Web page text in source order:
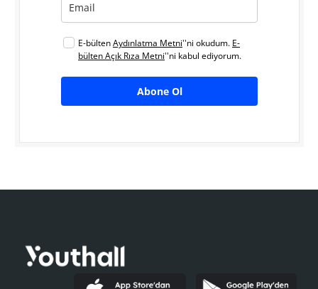
E-bültenAydınlatma Metni''ni okudum. E-
bülten Açık Rıza Metni''ni kabul ediyorum.
Abone Ol